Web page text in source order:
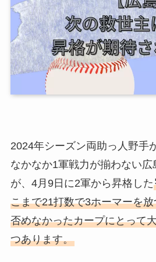
2024年シーズン両助っ人野手
なかなか1軍戦力が揃わない
が、4月9日に2軍から昇格した
こまで21打数で3ホーマーを
否めなかったカープにとって
つあります。